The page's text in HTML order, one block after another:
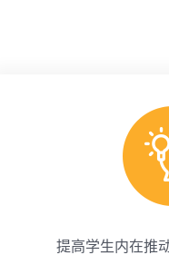
提高学生内在推